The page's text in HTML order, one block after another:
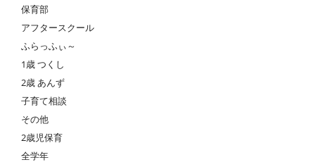
保育部
アフタースクール
ふらっふぃ～
1歳 つくし
2歳 あんず
子育て相談
その他
2歳児保育
全学年